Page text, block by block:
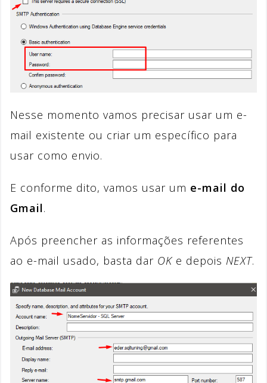
Nesse momento vamos precisar usar um e-
mail existente ou criar um específico para
usar como envio.
E conforme dito, vamos usar um e-mail do
Gmail.
Após preencher as informações referentes
ao e-mail usado, basta dar OKe depois NEXT.